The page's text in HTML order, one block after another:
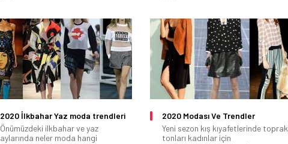
2020 İlkbahar Yaz moda trendleri
Önümüzdeki ilkbahar ve yaz
aylarında neler moda hangi
2020 Modası Ve Trendler
Yeni sezon kış kıyafetlerinde toprak
tonları kadınlar için